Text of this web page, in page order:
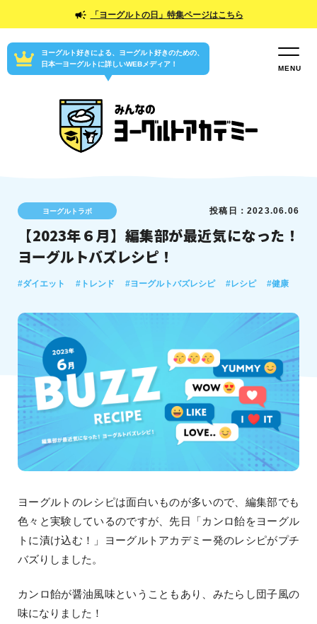
「ヨーグルトの日」特集ページはこちら
ヨーグルト好きによる、ヨーグルト好きのための、
日本一ヨーグルトに詳しいWEBメディア！
【2023年６月】編集部が最近気になった！
ヨーグルトバズレシピ！
ヨーグルトラボ 投稿日：2023.06.06
#ダイエット #トレンド #ヨーグルトバズレシピ #レシピ #健康
ヨーグルトのレシピは面白いものが多いので、編集部でも
色々と実験しているのですが、先日「カンロ飴をヨーグル
トに漬け込む！」ヨーグルトアカデミー発のレシピがプチ
バズりしました。
カンロ飴が醤油風味ということもあり、みたらし団子風の
味になりました！